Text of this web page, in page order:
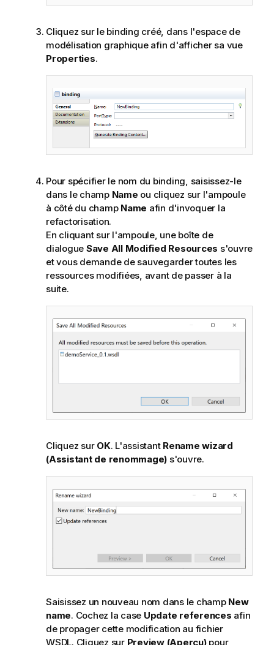
Cliquez sur le binding créé, dans l'espace de
modélisation graphique afin d'afficher sa vue
Properties.
Pour spécifier le nom du binding, saisissez-le
dans le champ Name ou cliquez sur l'ampoule
à côté du champ Name afin d'invoquer la
refactorisation.
En cliquant sur l'ampoule, une boîte de
dialogue Save All Modified Resources s'ouvre
et vous demande de sauvegarder toutes les
ressources modifiées, avant de passer à la
suite.
Cliquez sur OK. L'assistant Rename wizard
(Assistant de renommage) s'ouvre.
Saisissez un nouveau nom dans le champ New
name. Cochez la case Update references afin
de propager cette modification au fichier
WSDL. Cliquez sur Preview (Aperçu)pour